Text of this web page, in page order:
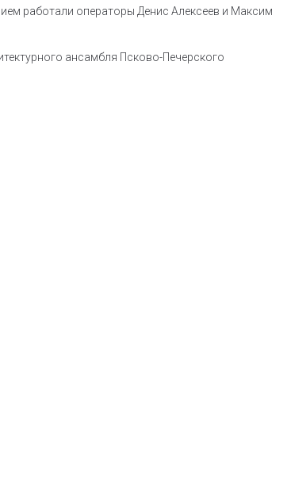
работали операторы Денис Алексеев и Максим
ансамбля Псково-Печерского